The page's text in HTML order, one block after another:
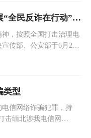
中宣部公安部联合部署在全国开展“全民反诈在行动”集中宣传月活动
，按照全国打击治理电
传部、公安部于6月24
具人”为主题的“全民
类型
信网络诈骗犯罪，持
击缅北涉我电信网络